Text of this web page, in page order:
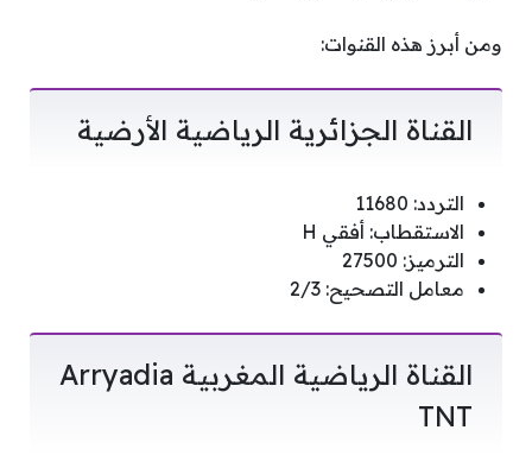
ومن أبرز هذه القنوات:
القناة الجزائرية الرياضية الأرضية
التردد: 11680
الاستقطاب: أفقي H
الترميز: 27500
معامل التصحيح: 2/3
القناة الرياضية المغربية Arryadia
TNT